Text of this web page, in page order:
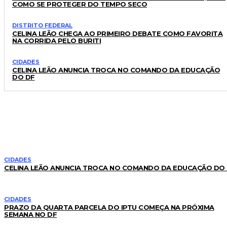
COMO SE PROTEGER DO TEMPO SECO
DISTRITO FEDERAL
CELINA LEÃO CHEGA AO PRIMEIRO DEBATE COMO FAVORITA
NA CORRIDA PELO BURITI
CIDADES
CELINA LEÃO ANUNCIA TROCA NO COMANDO DA EDUCAÇÃO
DO DF
CIDADES
CELINA LEÃO ANUNCIA TROCA NO COMANDO DA EDUCAÇÃO DO
CIDADES
PRAZO DA QUARTA PARCELA DO IPTU COMEÇA NA PRÓXIMA
SEMANA NO DF